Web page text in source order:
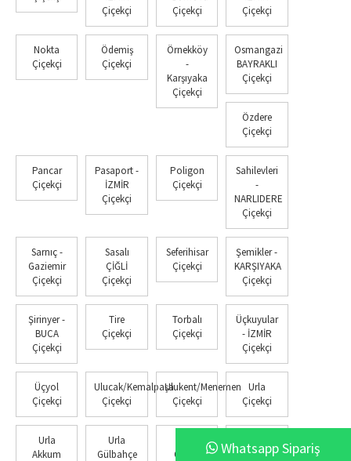
Çiçekçi
Çiçekçi
Çiçekçi
Nokta
Çiçekçi
Ödemiş
Çiçekçi
Örnekköy
-
Karşıyaka
Çiçekçi
Osmangazi
BAYRAKLI
Çiçekçi
Özdere
Çiçekçi
Pancar
Çiçekçi
Pasaport -
İZMİR
Çiçekçi
Poligon
Çiçekçi
Sahilevleri
-
NARLIDERE
Çiçekçi
Sarnıç -
Gaziemir
Çiçekçi
Sasalı
ÇİĞLİ
Çiçekçi
Seferihisar
Çiçekçi
Şemikler -
KARŞIYAKA
Çiçekçi
Şirinyer -
BUCA
Çiçekçi
Tire
Çiçekçi
Torbalı
Çiçekçi
Üçkuyular
- İZMİR
Çiçekçi
Üçyol
Çiçekçi
Ulucak/Kemalpaşa
Çiçekçi
Ulukent/Menemen
Çiçekçi
Urla
Çiçekçi
Urla
Akkum
Urla
Gülbahçe
Özbek
BORNOVA
Whatsapp Sipariş